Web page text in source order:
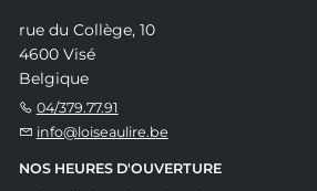
rue du Collège, 10
4600 Visé
Belgique
04/379.77.91
info@loiseaulire.be
NOS HEURES D'OUVERTURE